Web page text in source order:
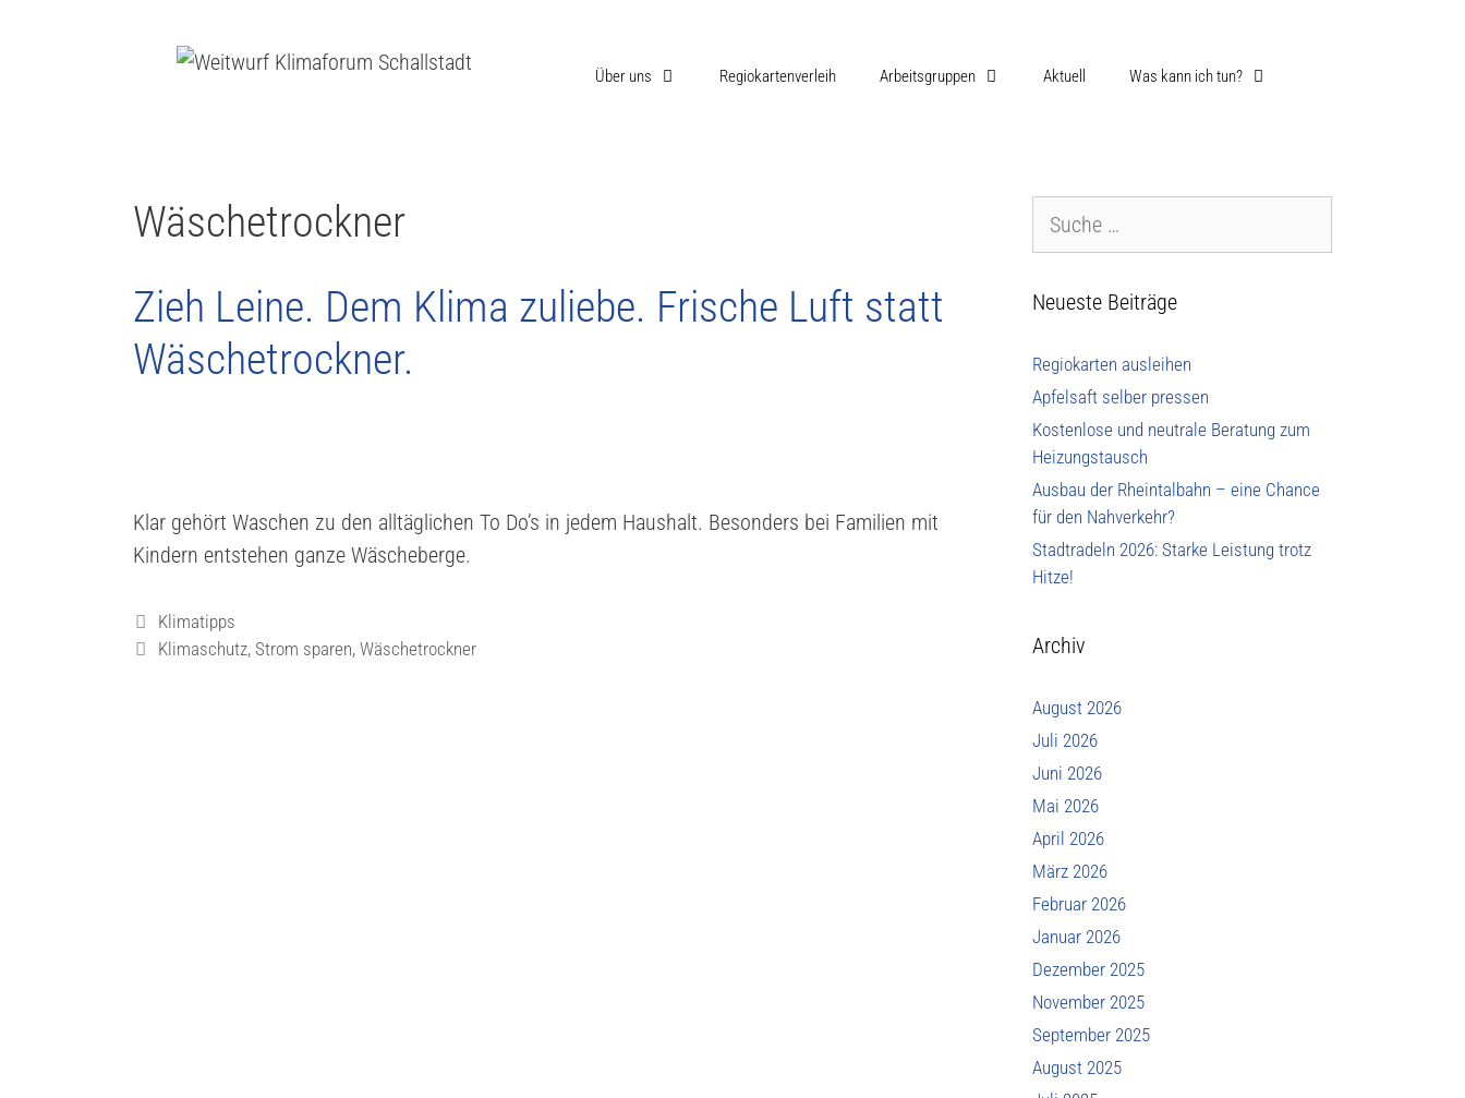
Über uns Regiokartenverleih Arbeitsgruppen Aktuell Was kann ich tun?
Wäschetrockner
Zieh Leine. Dem Klima zuliebe. Frische Luft statt
Wäschetrockner.
Klar gehört Waschen zu den alltäglichen To Do’s in jedem Haushalt. Besonders bei Familien mit
Kindern entstehen ganze Wäscheberge.
Klimatipps
Klimaschutz,Strom sparen,Wäschetrockner
Neueste Beiträge
Regiokarten ausleihen
Apfelsaft selber pressen
Kostenlose und neutrale Beratung zum
Heizungstausch
Ausbau der Rheintalbahn – eine Chance
für den Nahverkehr?
Stadtradeln 2026: Starke Leistung trotz
Hitze!
Archiv
August 2026
Juli 2026
Juni 2026
Mai 2026
April 2026
März 2026
Februar 2026
Januar 2026
Dezember 2025
November 2025
September 2025
August 2025